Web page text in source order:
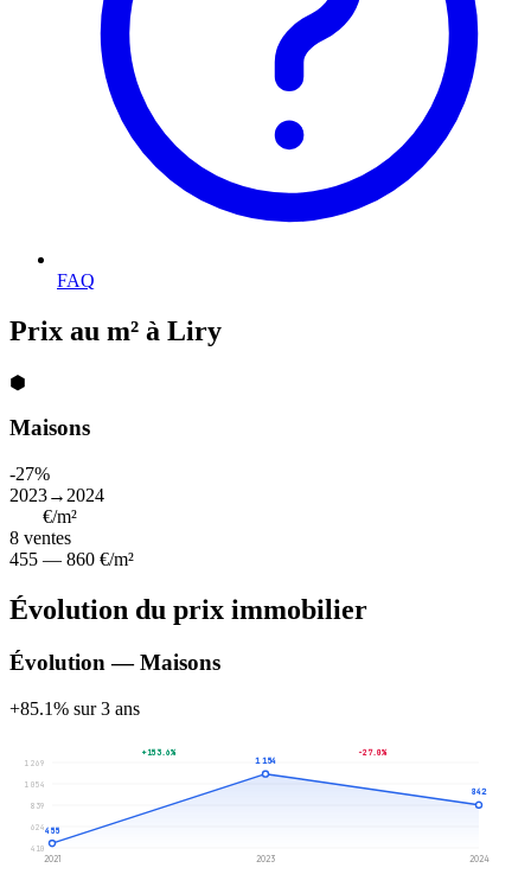
FAQ
Prix au m² à Liry
⬢
Maisons
-27%
2023→2024
€/m²
8 ventes
455 — 860 €/m²
Évolution du prix immobilier
Évolution — Maisons
+85.1% sur 3 ans
410
624
839
1 054
1 269
455
2021
1 154
2023
842
2024
+153.6% -27.0%